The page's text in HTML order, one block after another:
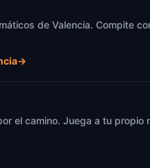
de Valencia. Compite
→
el camino. Juega a tu